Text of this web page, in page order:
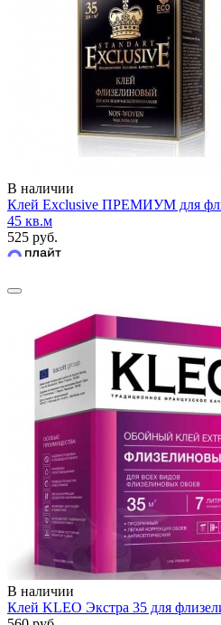
В наличии
Клей Exclusive ПРЕМИУМ для
45 кв.м
525 руб.
В наличии
Клей KLEO Экстра 35 для